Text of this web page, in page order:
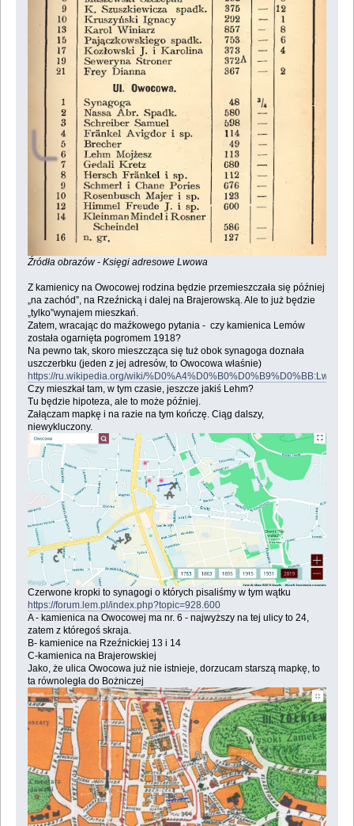
Źródła obrazów - Księgi adresowe Lwowa
Z kamienicy na Owocowej rodzina będzie przemieszczała się później
„na zachód”, na Rzeźnicką i dalej na Brajerowską. Ale to już będzie
„tylko”wynajem mieszkań.
Zatem, wracając do maźkowego pytania - czy kamienica Lemów
została ogarnięta pogromem 1918?
Na pewno tak, skoro mieszcząca się tuż obok synagoga doznała
uszczerbku (jeden z jej adresów, to Owocowa właśnie)
https://ru.wikipedia.org/wiki/
Czy mieszkał tam, w tym czasie, jeszcze jakiś Lehm?
Tu będzie hipoteza, ale to może później.
Załączam mapkę i na razie na tym kończę. Ciąg dalszy,
niewykluczony.
Czerwone kropki to synagogi o których pisaliśmy w tym wątku
https://forum.lem.pl/index.php?topic=928.600
A - kamienica na Owocowej ma nr. 6 - najwyższy na tej ulicy to 24,
zatem z któregoś skraja.
B- kamienice na Rzeźnickiej 13 i 14
C-kamienica na Brajerowskiej
Jako, że ulica Owocowa już nie istnieje, dorzucam starszą mapkę, to
ta równoległa do Bożniczej